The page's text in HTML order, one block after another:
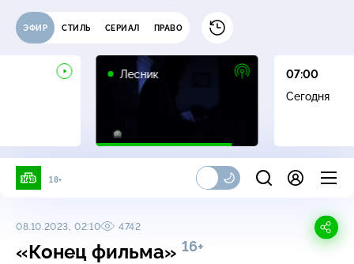
ЭФИР СТИЛЬ СЕРИАЛ ПРАВО
Лесник
07:00
Сегодня
18+
08.10.2023, 02:10 4742
«Конец фильма» 16+